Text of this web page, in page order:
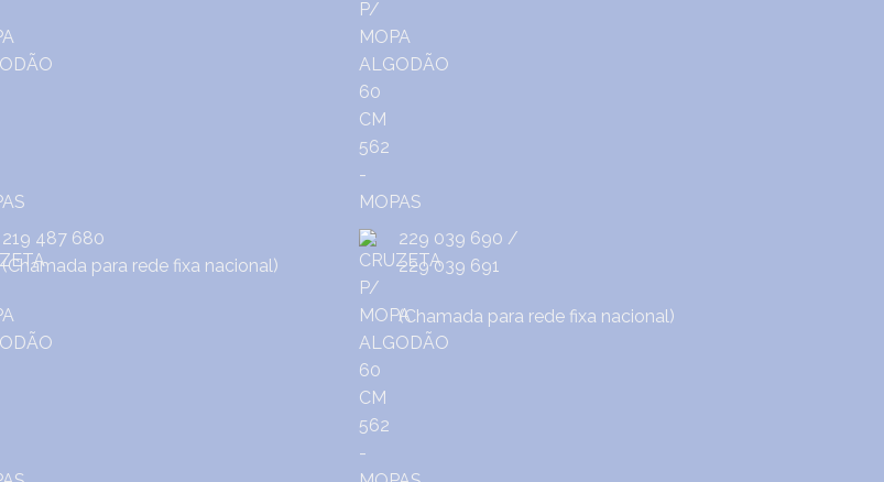
219 487 680
(Chamada para rede fixa nacional)
229 039 690 /
229 039 691
(Chamada para rede fixa nacional)